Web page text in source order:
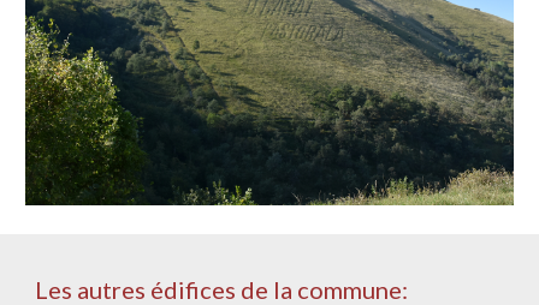
Les autres édifices de la commune: